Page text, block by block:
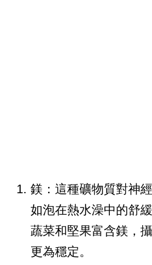
鎂：這種礦物質對神
如泡在熱水澡中的舒
蔬菜和堅果富含鎂，
更為穩定。